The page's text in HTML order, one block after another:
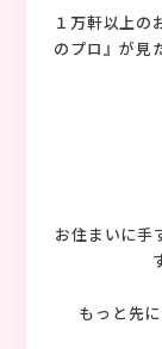
１万軒以上の
のプロ』が見
お住まいに手
もっと先